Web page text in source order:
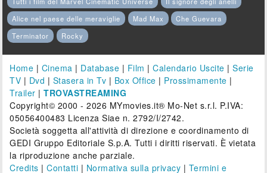
Alice nel paese delle meraviglie
Mad Max
Che Guevara
Terminator
Rocky
Home | Cinema | Database | Film |Calendario Uscite |Serie
TV | Dvd | Stasera in Tv | Box Office | Prossimamente |
Trailer |TROVASTREAMING
Copyright© 2000 - 2026 MYmovies.it® Mo-Net s.r.l. P.IVA:
05056400483 Licenza Siae n. 2792/I/2742.
Società soggetta all'attività di direzione e coordinamento di
GEDI Gruppo Editoriale S.p.A. Tutti i diritti riservati. È vietata
la riproduzione anche parziale.
Credits |Contatti | Normativa sulla privacy | Termini e